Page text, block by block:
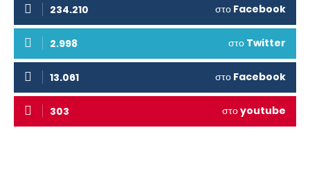
234.210 στο Facebook
2.998 στο Twitter
13.061 στο Facebook
303 στοyoutube